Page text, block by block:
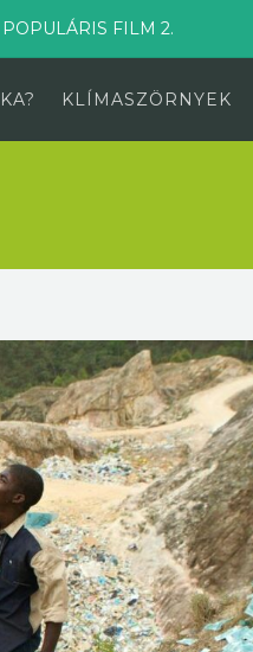
FILM 2.
KLÍMASZÖRNYEK